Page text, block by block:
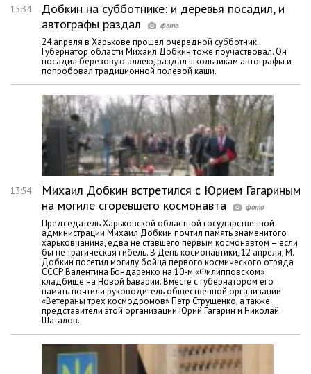
15:34
Добкин на субботнике: и деревья посадил, и
автографы раздал
24 апреля в Харькове прошел очередной субботник.
Губернатор области Михаил Добкин тоже поучаствовал. Он
посадил березовую аллею, раздал школьникам автографы и
попробовал традиционной полевой каши.
13:54
Михаил Добкин встретился с Юрием Гагариным
на могиле сгоревшего космонавта
Председатель Харьковской областной государственной
администрации Михаил Добкин почтил память знаменитого
харьковчанина, едва не ставшего первым космонавтом – если
бы не трагическая гибель. В День космонавтики, 12 апреля, М.
Добкин посетил могилу бойца первого космического отряда
СССР Валентина Бондаренко на 10-м «Филипповском»
кладбище на Новой Баварии. Вместе с губернатором его
память почтили руководитель общественной организации
«Ветераны трех космодромов» Петр Струщенко, а также
представители этой организации Юрий Гагарин и Николай
Шаталов.